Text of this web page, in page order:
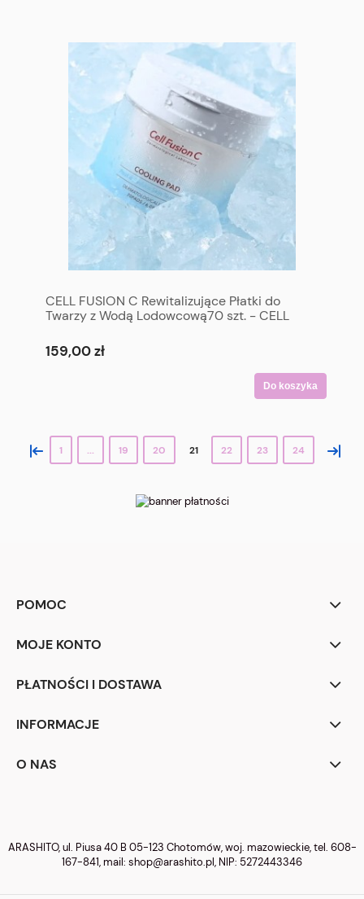
CELL FUSION C Rewitalizujące Płatki do
Twarzy z Wodą Lodowcową70 szt. - CELL
159,00 zł
Do koszyka
« 1 ... 19 20 21 22 23 24 »
POMOC
MOJE KONTO
PŁATNOŚCI I DOSTAWA
INFORMACJE
O NAS
ARASHITO, ul. Piusa 40 B 05-123 Chotomów, woj. mazowieckie, tel. 608-
167-841, mail: shop@arashito.pl, NIP: 5272443346